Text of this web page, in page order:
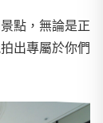
點，無論是正
出專屬於你們